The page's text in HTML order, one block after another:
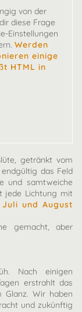
von der
diese Frage
Einstellungen
Werden
einige
HTML in
getränkt vom
das Feld
und samtweiche
jede Lichtung mit
Juli und August
gemacht, aber
Nach einigen
erstrahlt das
Glanz. Wir haben
und zukünftig